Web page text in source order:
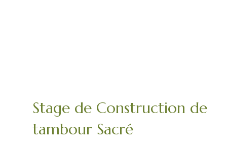
Stage de Construction de
tambour Sacré